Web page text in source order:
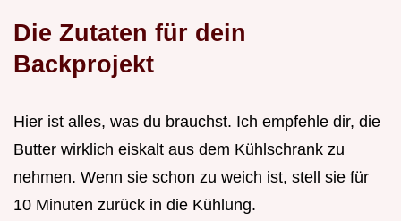
Die Zutaten für dein
Backprojekt
Hier ist alles, was du brauchst. Ich empfehle dir, die
Butter wirklich eiskalt aus dem Kühlschrank zu
nehmen. Wenn sie schon zu weich ist, stell sie für
10 Minuten zurück in die Kühlung.